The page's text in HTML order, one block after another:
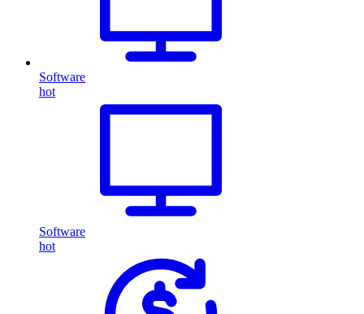
Software
hot
Software
hot